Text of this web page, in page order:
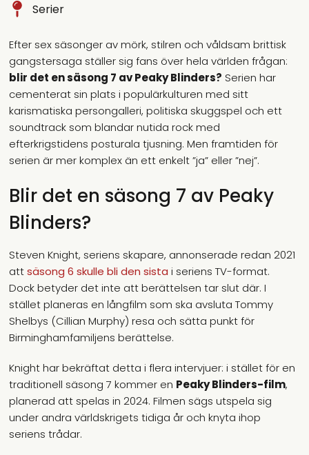
Serier
Efter sex säsonger av mörk, stilren och våldsam brittisk
gangstersaga ställer sig fans över hela världen frågan:
blir det en säsong 7 av Peaky Blinders? Serien har
cementerat sin plats i populärkulturen med sitt
karismatiska persongalleri, politiska skuggspel och ett
soundtrack som blandar nutida rock med
efterkrigstidens posturala tjusning. Men framtiden för
serien är mer komplex än ett enkelt ”ja” eller ”nej”.
Blir det en säsong 7 av Peaky
Blinders?
Steven Knight, seriens skapare, annonserade redan 2021
attsäsong 6 skulle bli den sista i seriens TV-format.
Dock betyder det inte att berättelsen tar slut där. I
stället planeras en långfilm som ska avsluta Tommy
Shelbys (Cillian Murphy) resa och sätta punkt för
Birminghamfamiljens berättelse.
Knight har bekräftat detta i flera intervjuer: i stället för en
traditionell säsong 7 kommer en Peaky Blinders-film,
planerad att spelas in 2024. Filmen sägs utspela sig
under andra världskrigets tidiga år och knyta ihop
seriens trådar.